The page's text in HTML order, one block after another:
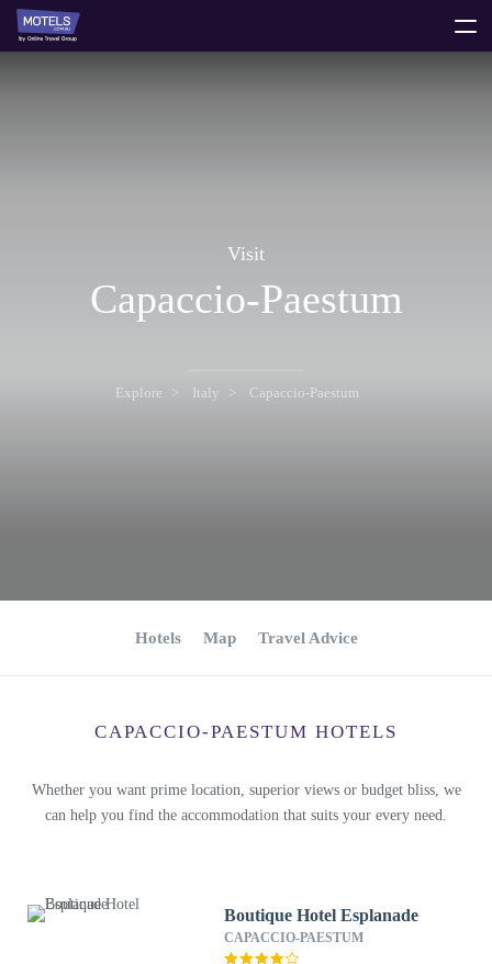
Visit
Capaccio-Paestum
Explore Italy Capaccio-Paestum
Hotels Map Travel Advice
CAPACCIO-PAESTUM HOTELS
Whether you want prime location, superior views or budget bliss, we
can help you find the accommodation that suits your every need.
Boutique Hotel Esplanade
CAPACCIO-PAESTUM